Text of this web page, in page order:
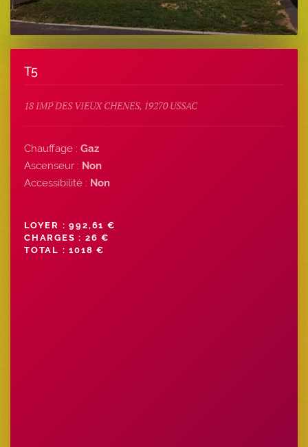
T5
18 IMP DES VIEUX CHENES, 19270 USSAC
Chauffage : Gaz
Ascenseur : Non
Accessibilité : Non
LOYER : 992,61 €
CHARGES : 26 €
TOTAL : 1018 €